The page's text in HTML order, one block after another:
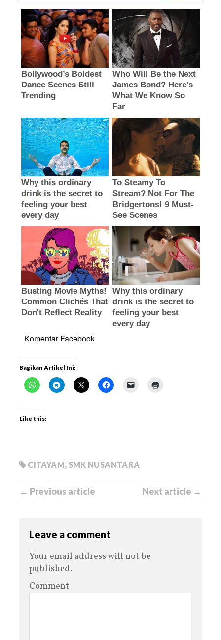
Komentar Facebook
Bagikan Artikel Ini:
Like this:
CITAYAM, SMK NUSANTARA
← Previous article Next article →
Leave a comment
Your email address will not be
published.
Comment